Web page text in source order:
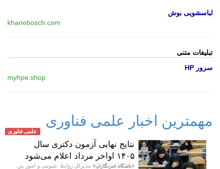
لباسشویی بوش
khanebosch.com
تبلیغات متنی
سرور HP
myhpe.shop
مهمترین اخبار علمی فناوری
علمی فناوری
نتایج نهایی آزمون دکتری سال
۱۴۰۵ اواخر مرداد اعلام می‌شود
«باشگاه خبرنگاران» مدیرکل روابط عمومی و امور بین